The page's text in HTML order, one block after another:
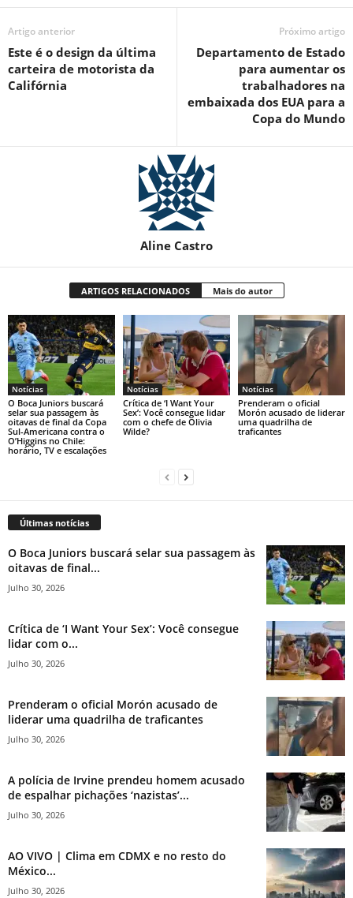
Artigo anterior
Este é o design da última
carteira de motorista da
Califórnia
Próximo artigo
Departamento de Estado
para aumentar os
trabalhadores na
embaixada dos EUA para a
Copa do Mundo
Aline Castro
ARTIGOS RELACIONADOS Mais do autor
Notícias
O Boca Juniors buscará
selar sua passagem às
oitavas de final da Copa
Sul-Americana contra o
O’Higgins no Chile:
horário, TV e escalações
Notícias
Crítica de ‘I Want Your
Sex’: Você consegue lidar
com o chefe de Olivia
Wilde?
Notícias
Prenderam o oficial
Morón acusado de liderar
uma quadrilha de
traficantes
Últimas notícias
O Boca Juniors buscará selar sua passagem às
oitavas de final...
Julho 30, 2026
Crítica de ‘I Want Your Sex’: Você consegue
lidar com o...
Julho 30, 2026
Prenderam o oficial Morón acusado de
liderar uma quadrilha de traficantes
Julho 30, 2026
A polícia de Irvine prendeu homem acusado
de espalhar pichações ‘nazistas’...
Julho 30, 2026
AO VIVO | Clima em CDMX e no resto do
México...
Julho 30, 2026